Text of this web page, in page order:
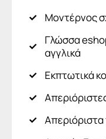
Μοντέρνος
Γλώσσα
αγγλικά
Εκπτωτικά